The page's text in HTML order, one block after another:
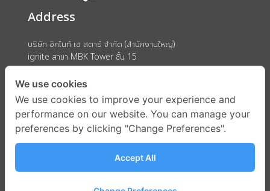
Address
บริษัท อิกไนท์ เอ สตาร์ จำกัด (สำนักงานใหญ่)
ignite สาขา MBK Tower ชั้น 15
ถนนพญาไท แขวงวังใหม่ เขตปทุมวัน กรุงเทพมหานคร 10330
We use cookies
We use cookies to improve your experience and
performance on our website. You can manage your
preferences by clicking "Change Preferences".
Accept All